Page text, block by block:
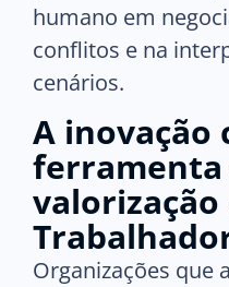
humano em
conflitos e na
cenários.
A inovação
ferramenta
Organizações que